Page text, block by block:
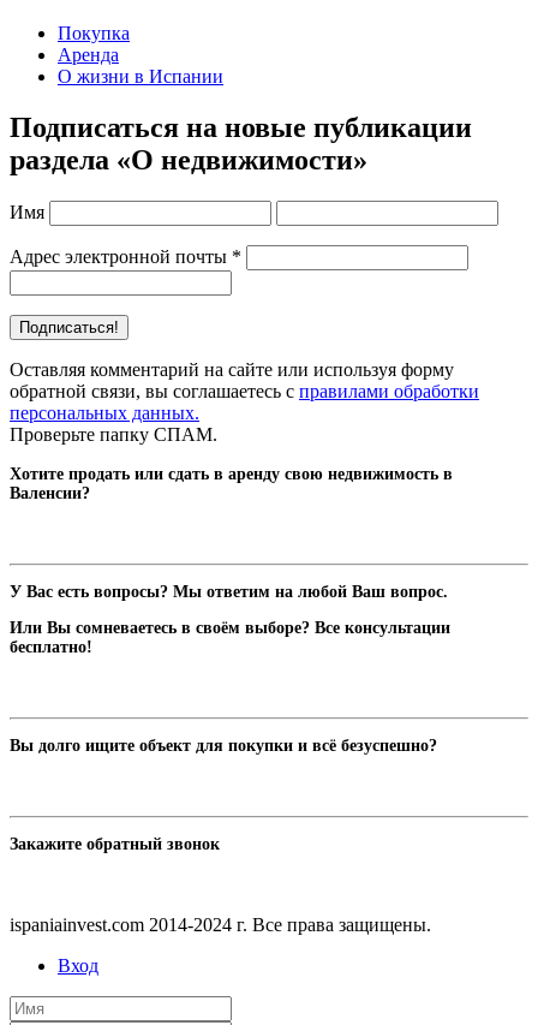
Покупка
Аренда
О жизни в Испании
Подписаться на новые публикации
раздела «О недвижимости»
Имя
Адрес электронной почты *
Оставляя комментарий на сайте или используя форму
обратной связи, вы соглашаетесь с правилами обработки
персональных данных.
Проверьте папку СПАМ.
Хотите продать или сдать в аренду свою недвижимость в
Валенсии?
У Вас есть вопросы? Мы ответим на любой Ваш вопрос.
Или Вы сомневаетесь в своём выборе? Все консультации
бесплатно!
Вы долго ищите объект для покупки и всё безуспешно?
Закажите обратный звонок
ispaniainvest.com 2014-2024 г. Все права защищены.
Вход